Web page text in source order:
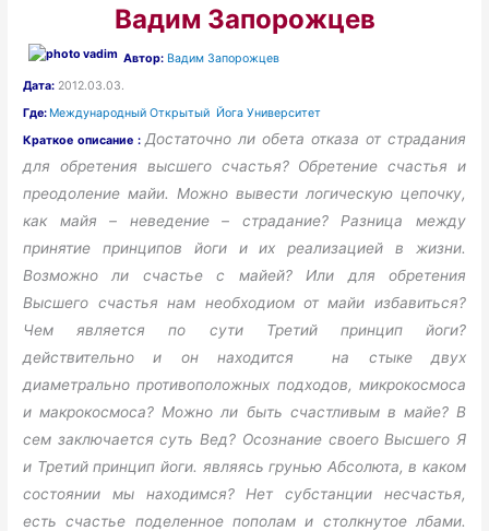
Вадим Запорожцев
Автор: Вадим Запорожцев
Дата: 2012.03.03.
Где: Международный Открытый Йога Университет
Краткое описание :Достаточно ли обета отказа от страдания
для обретения высшего счастья? Обретение счастья и
преодоление майи. Можно вывести логическую цепочку,
как майя – неведение – страдание? Разница между
принятие принципов йоги и их реализацией в жизни.
Возможно ли счастье с майей? Или для обретения
Высшего счастья нам необходиом от майи избавиться?
Чем является по сути Третий принцип йоги?
действительно и он находится на стыке двух
диаметрально противоположных подходов, микрокосмоса
и макрокосмоса? Можно ли быть счастливым в майе? В
сем заключается суть Вед? Осознание своего Высшего Я
и Третий принцип йоги. являясь грунью Абсолюта, в каком
состоянии мы находимся? Нет субстанции несчастья,
есть счастье поделенное пополам и столкнутое лбами.